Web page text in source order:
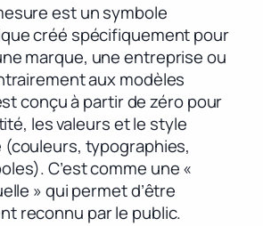
est un symbole
créé spécifiquement pour
marque, une entreprise ou
aux modèles
conçu à partir de zéro pour
les valeurs et le style
(couleurs, typographies,
C’est comme une «
» qui permet d’être
reconnu par le public.